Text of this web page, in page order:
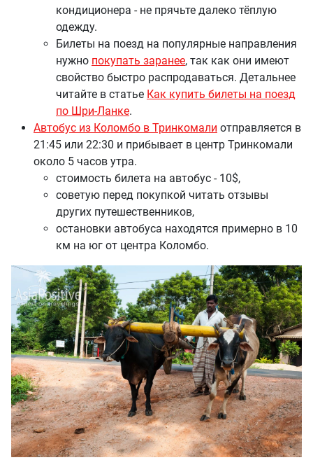
кондиционера - не прячьте далеко тёплую
одежду.
Билеты на поезд на популярные направления
нужно покупать заранее, так как они имеют
свойство быстро распродаваться. Детальнее
читайте в статье Как купить билеты на поезд
по Шри-Ланке.
Автобус из Коломбо в Тринкомали отправляется в
21:45 или 22:30 и прибывает в центр Тринкомали
около 5 часов утра.
стоимость билета на автобус - 10$,
советую перед покупкой читать отзывы
других путешественников,
остановки автобуса находятся примерно в 10
км на юг от центра Коломбо.